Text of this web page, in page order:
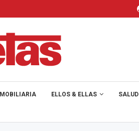
ELLOS & ELLAS SALUD